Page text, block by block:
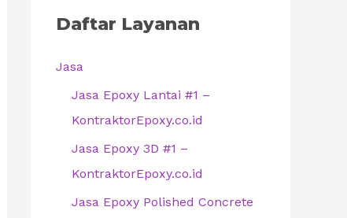
Daftar Layanan
Jasa
Jasa Epoxy Lantai #1 –
KontraktorEpoxy.co.id
Jasa Epoxy 3D #1 –
KontraktorEpoxy.co.id
Jasa Epoxy Polished Concrete